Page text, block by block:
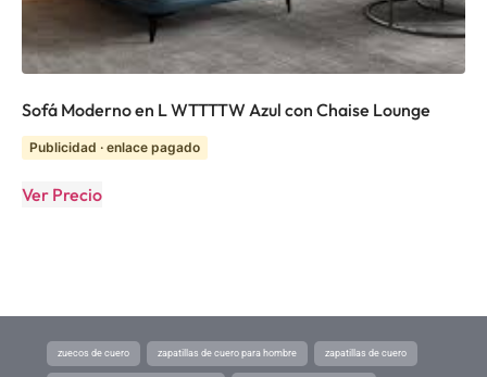
Sofá Moderno en L WTTTTW Azul con Chaise Lounge
Publicidad · enlace pagado
Ver Precio
zuecos de cuero zapatillas de cuero para hombre zapatillas de cuero